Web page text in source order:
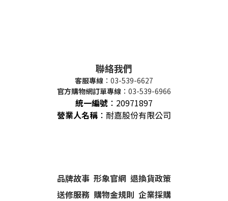
聯絡我們
客服專線 ：03-539-6627
官方購物網訂單專線 ：03-539-6966
統一編號 ： 20971897
營業人名稱 ：耐嘉股份有限公司
品牌故事 形象官網 退換貨政策
送修服務 購物金規則 企業採購